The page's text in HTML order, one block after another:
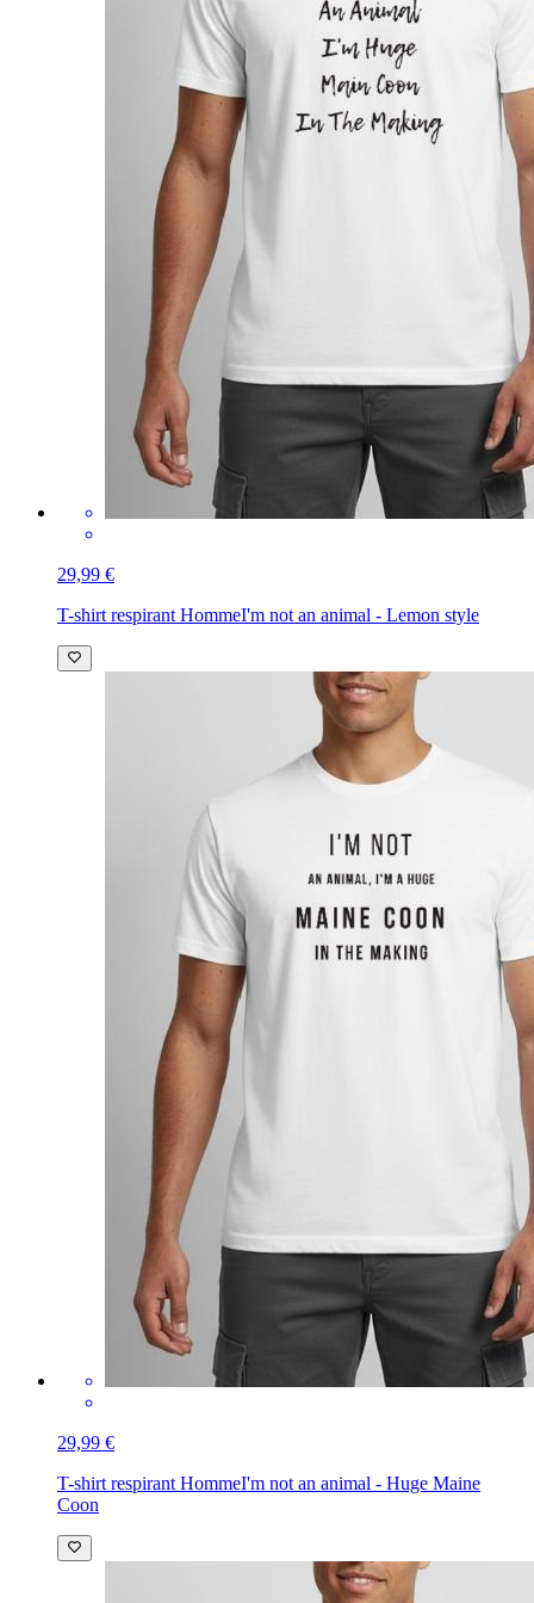
29,99 €
T-shirt respirant HommeI'm not an animal - Lemon style
29,99 €
T-shirt respirant HommeI'm not an animal - Huge Maine
Coon